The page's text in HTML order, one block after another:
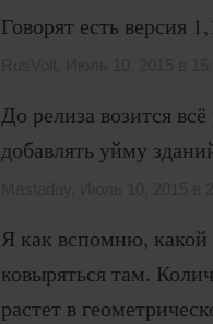
Говорят есть версия
До релиза возится
добавлять уйму
Я как вспомню, какой
ковыряться там.
растет в